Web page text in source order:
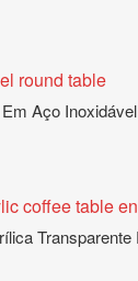
Aço Inoxidável